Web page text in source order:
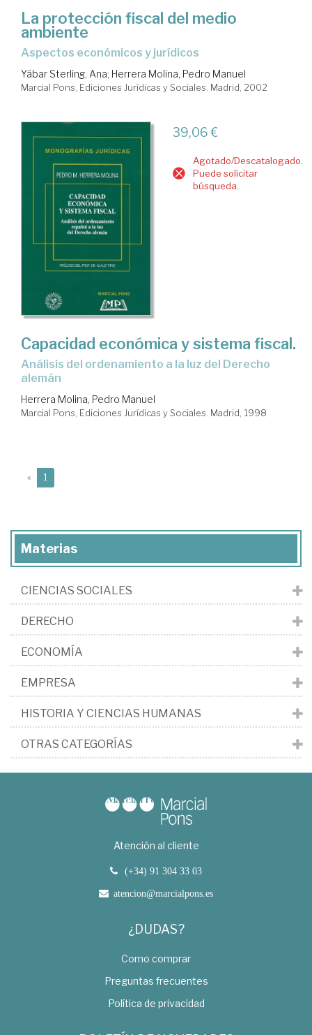
La protección fiscal del medio
ambiente
aspectos económicos y jurídicos
Yábar Sterling, Ana; Herrera Molina, Pedro Manuel
Marcial Pons, Ediciones Jurídicas y Sociales. Madrid, 2002
39,06 €
Agotado/Descatalogado.
Puede solicitar
búsqueda.
Capacidad económica y sistema fiscal.
Análisis del ordenamiento a la luz del Derecho
alemán
Herrera Molina, Pedro Manuel
Marcial Pons, Ediciones Jurídicas y Sociales. Madrid, 1998
« 1
Materias
CIENCIAS SOCIALES
DERECHO
ECONOMÍA
EMPRESA
HISTORIA Y CIENCIAS HUMANAS
OTRAS CATEGORÍAS
Atención al cliente
(+34) 91 304 33 03
atencion@marcialpons.es
¿DUDAS?
Como comprar
Preguntas frecuentes
Política de privacidad